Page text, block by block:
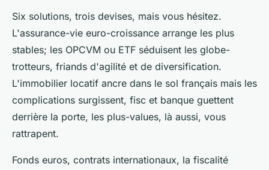
Six solutions, trois devises, mais vous hésitez.
L'assurance-vie euro-croissance arrange les plus
stables; les OPCVM ou ETF séduisent les globe-
trotteurs, friands d'agilité et de diversification.
L'immobilier locatif ancre dans le sol français mais les
complications surgissent, fisc et banque guettent
derrière la porte, les plus-values, là aussi, vous
rattrapent.
Fonds euros, contrats internationaux, la fiscalité